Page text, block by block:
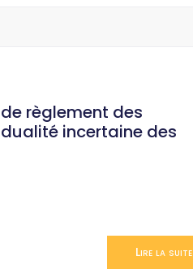
règlement des
incertaine des
Lire la suite